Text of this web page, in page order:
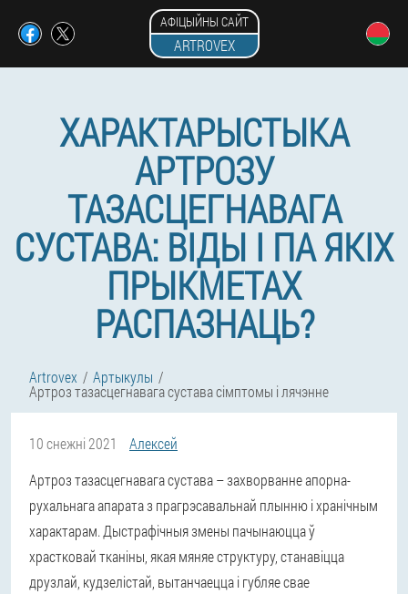
АФІЦЫЙНЫ САЙТ
ARTROVEX
ХАРАКТАРЫСТЫКА
АРТРОЗУ
ТАЗАСЦЕГНАВАГА
СУСТАВА: ВІДЫ І ПА ЯКІХ
ПРЫКМЕТАХ
РАСПАЗНАЦЬ?
Artrovex Артыкулы
Артроз тазасцегнавага сустава сімптомы і лячэнне
10 снежні 2021
Алексей
Артроз тазасцегнавага сустава – захворванне апорна-
рухальнага апарата з прагрэсавальнай плынню і хранічным
характарам. Дыстрафічныя змены пачынаюцца ў
храстковай тканіны, якая мяняе структуру, станавіцца
друзлай, кудзелістай, вытанчаецца і губляе свае